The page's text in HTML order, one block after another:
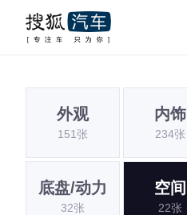
外观
151张
内饰
234张
底盘/动力
32张
空间
22张